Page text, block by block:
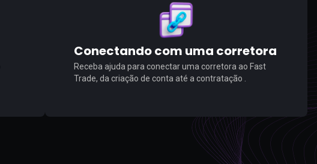
Conectando com uma corretora
Receba ajuda para conectar uma corretora ao Fast
Trade, da criação de conta até a contratação .